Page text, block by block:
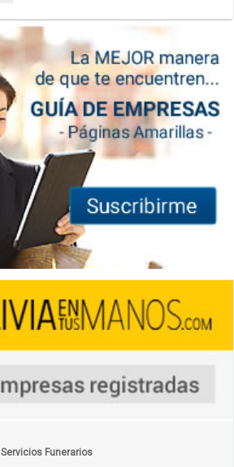
Servicios Funerarios